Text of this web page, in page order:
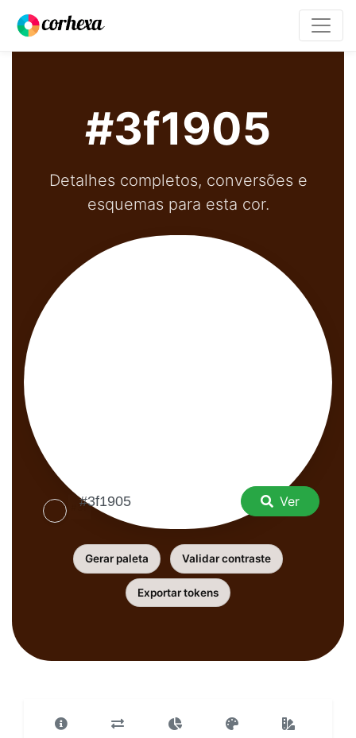
#3f1905
Detalhes completos, conversões e
esquemas para esta cor.
Ver
Gerar paleta Validar contraste
Exportar tokens